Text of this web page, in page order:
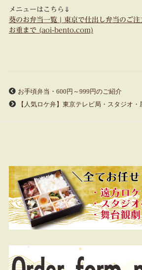
メニューはこちら⇓
葵のお弁当一覧 | 東京で仕出し弁当のご
お重まで (aoi-bento.com)
お手頃弁当・600円～999円のご紹介
【人気ロケ弁】東京テレビ局・スタジオ・